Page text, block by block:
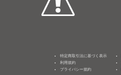
特定商取引法に基づく表示
利用規約
プライバシー規約